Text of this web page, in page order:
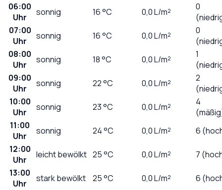
06:00
Uhr
sonnig 16°C 0,0L/m²
0
07:00
Uhr
sonnig 16°C 0,0L/m²
0
08:00
Uhr
sonnig 18°C 0,0L/m²
1
09:00
Uhr
sonnig 22°C 0,0L/m²
2
10:00
Uhr
sonnig 23°C 0,0L/m²
4
11:00
Uhr
sonnig 24°C 0,0L/m²
6
12:00
Uhr
leicht bewölkt 25°C 0,0L/m²
7
13:00
Uhr
stark bewölkt 25°C 0,0L/m²
6